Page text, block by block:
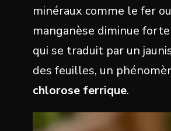
minéraux comme le fer
manganèse diminue
qui se traduit par un
des feuilles, un
chlorose ferrique.